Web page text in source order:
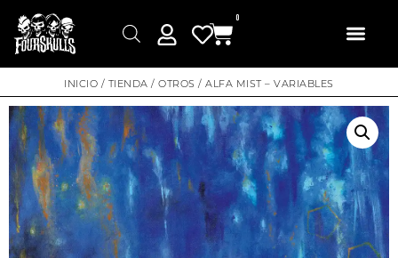
0
INICIO / TIENDA /OTROS / ALFA MIST – VARIABLES